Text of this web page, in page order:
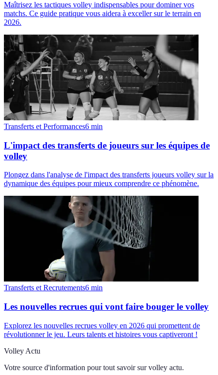
Maîtrisez les tactiques volley indispensables pour dominer vos
matchs. Ce guide pratique vous aidera à exceller sur le terrain en
2026.
Transferts et Performances6 min
L'impact des transferts de joueurs sur les équipes de
volley
Plongez dans l'analyse de l'impact des transferts joueurs volley sur la
dynamique des équipes pour mieux comprendre ce phénomène.
Transferts et Recrutements6 min
Les nouvelles recrues qui vont faire bouger le volley
Explorez les nouvelles recrues volley en 2026 qui promettent de
révolutionner le jeu. Leurs talents et histoires vous captiveront !
Volley Actu
Votre source d'information pour tout savoir sur volley actu.